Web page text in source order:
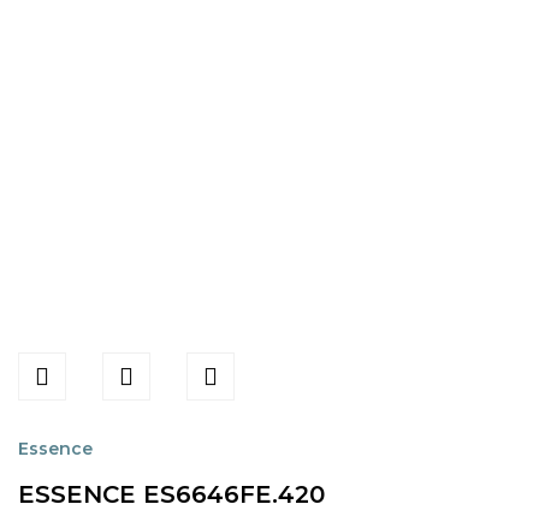
Essence
ESSENCE ES6646FE.420